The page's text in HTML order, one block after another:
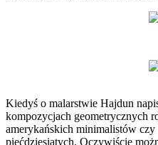
Kiedyś o malarstwie Hajdun
kompozycjach geometrycznych
amerykańskich minimalistów
pięćdziesiątych. Oczywiście